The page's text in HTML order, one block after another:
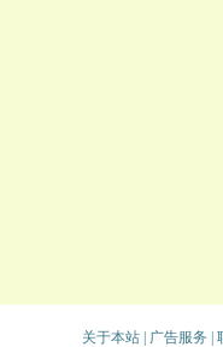
关于本站| 广告服务